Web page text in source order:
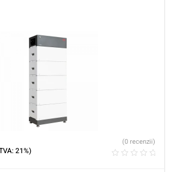
21%)
(0 recenzii)